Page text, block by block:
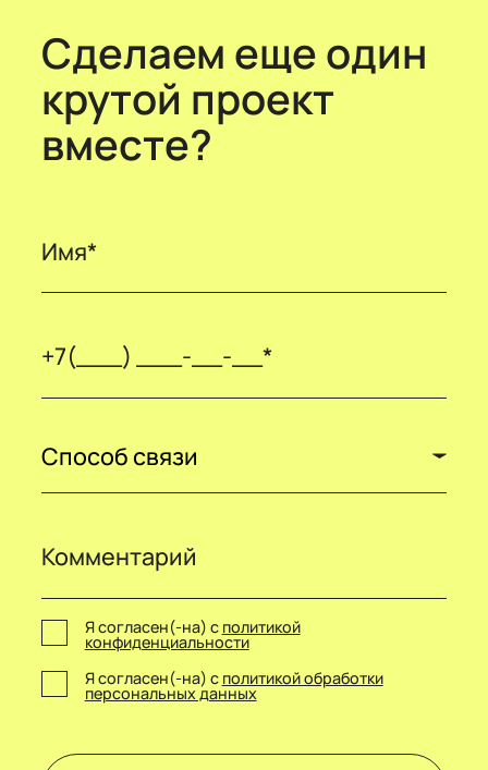
Сделаем еще один
крутой проект
вместе?
Способ связи
Я согласен(-на) с политикой
конфиденциальности
Я согласен(-на) с политикой обработки
персональных данных